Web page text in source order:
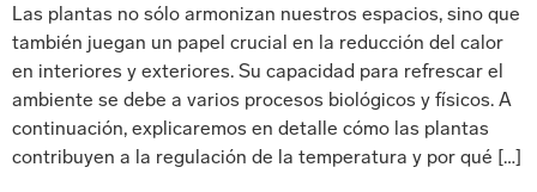
Las plantas no sólo armonizan nuestros espacios, sino que
también juegan un papel crucial en la reducción del calor
en interiores y exteriores. Su capacidad para refrescar el
ambiente se debe a varios procesos biológicos y físicos. A
continuación, explicaremos en detalle cómo las plantas
contribuyen a la regulación de la temperatura y por qué […]